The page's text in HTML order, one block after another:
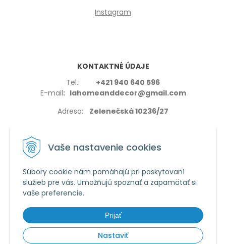
Vaše nastavenie cookies
Súbory cookie nám pomáhajú pri poskytovaní
služieb pre vás. Umožňujú spoznať a zapamätať si
vaše preferencie.
Prijať
Nastaviť
Instagram
KONTAKTNÉ ÚDAJE
Tel.: +421 940 640 596
E-mail: lahomeanddecor@gmail.com
Adresa: Zelenečská 10236/27
VŠETKO O NÁKUPE
Používanie cookies
Obchodné podmienky